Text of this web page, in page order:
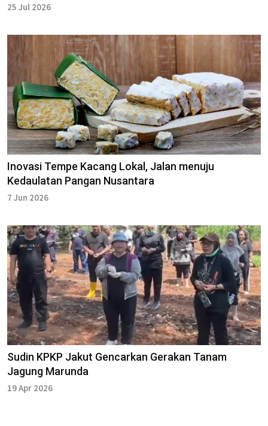
25 Jul 2026
Inovasi Tempe Kacang Lokal, Jalan menuju
Kedaulatan Pangan Nusantara
7 Jun 2026
Sudin KPKP Jakut Gencarkan Gerakan Tanam
Jagung Marunda
19 Apr 2026